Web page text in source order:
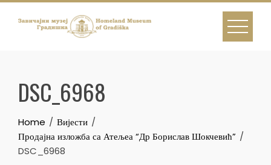
Skip
DSC_6968
Home
Вијести
Продајна изложба са Атељеа “Др Борислав Шокчевић”
DSC_6968